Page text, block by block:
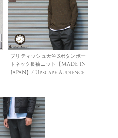
ブリティッシュ天竺3ボタンボー
トネック長袖ニット【MADE IN
JAPAN】/ Upscape Audience